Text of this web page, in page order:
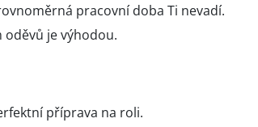
pracovní doba Ti nevadí.
je výhodou.
příprava na roli.